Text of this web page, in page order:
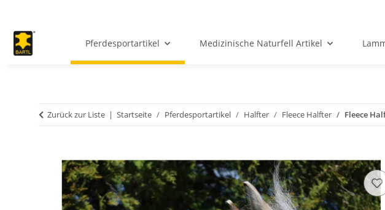
Pferdesportartikel Medizinische Naturfell Artikel
Zurück zur Liste Startseite Pferdesportartikel Halfter Fleece Halfter Fleece